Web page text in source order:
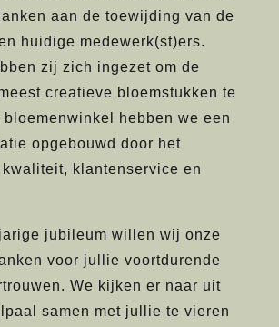
aan de toewijding van de
huidige medewerk(st)ers.
zij zich ingezet om de
creatieve bloemstukken te
bloemenwinkel hebben we een
opgebouwd door het
kwaliteit, klantenservice en
jubileum willen wij onze
voor jullie voortdurende
We kijken er naar uit
samen met jullie te vieren